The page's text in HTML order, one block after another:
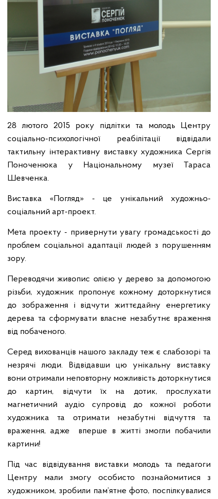
28 лютого 2015 року підлітки та молодь Центру
соціально-психологічної реабілітації відвідали
тактильну інтерактивну виставку художника Сергія
Поноченюка у Національному музеї Тараса
Шевченка.
Виставка «Погляд» - це унікальний художньо-
соціальний арт-проект.
Мета проекту - привернути увагу громадськості до
проблем соціальної адаптації людей з порушенням
зору.
Переводячи живопис олією у дерево за допомогою
різьби, художник пропонує кожному доторкнутися
до зображення і відчути життєдайну енергетику
дерева та сформувати власне незабутнє враження
від побаченого.
Серед вихованців нашого закладу теж є слабозорі та
незрячі люди. Відвідавши цю унікальну виставку
вони отримали неповторну можливість доторкнутися
до картин, відчути їх на дотик, прослухати
магнетичний аудіо супровід до кожної роботи
художника та отримати незабутні відчуття та
враження, адже вперше в житті змогли побачили
картини!
Під час відвідування виставки молодь та педагоги
Центру мали змогу особисто познайомитися з
художником, зробили пам’ятне фото, поспілкувалися